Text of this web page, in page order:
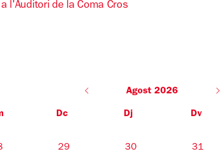
l'Auditori de la Coma Cros
Agost 2026
Dc Dj Dv
aquest mes
29 30 31